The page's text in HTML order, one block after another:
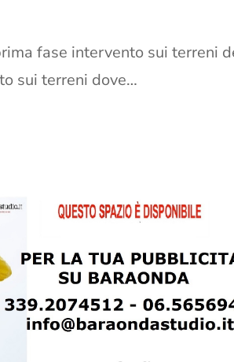
fase intervento sui terreni
sui terreni dove…